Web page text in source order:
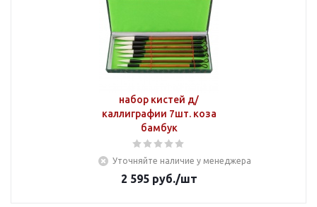
набор кистей д/
каллиграфии 7шт. коза
бамбук
Уточняйте наличие у менеджера
2 595руб./шт